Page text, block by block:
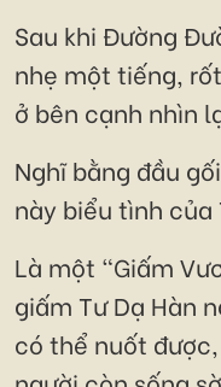
Sau khi Đường
nhẹ một tiếng,
ở bên cạnh nhìn
Nghĩ bằng đầu
này biểu tình của
Là một “Giấm
giấm Tư Dạ Hàn
có thể nuốt